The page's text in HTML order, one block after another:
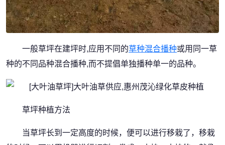
一般草坪在建坪时,应用不同的草种混合播种或用同一草
种的不同品种混合播种,而不提倡单独播种单一的品种。
草坪种植方法
当草坪长到一定高度的时候，便可以进行移栽了，移栽